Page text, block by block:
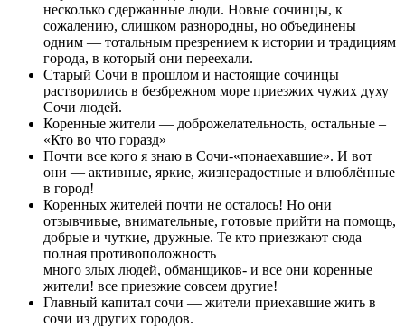
несколько сдержанные люди. Новые сочинцы, к
сожалению, слишком разнородны, но объединены
одним — тотальным презрением к истории и традициям
города, в который они переехали.
Старый Сочи в прошлом и настоящие сочинцы
растворились в безбрежном море приезжих чужих духу
Сочи людей.
Коренные жители — доброжелательность, остальные –
«Кто во что горазд»
Почти все кого я знаю в Сочи-«понаехавшие». И вот
они — активные, яркие, жизнерадостные и влюблённые
в город!
Коренных жителей почти не осталось! Но они
отзывчивые, внимательные, готовые прийти на помощь,
добрые и чуткие, дружные. Те кто приезжают сюда
полная противоположность
много злых людей, обманщиков- и все они коренные
жители! все приезжие совсем другие!
Главный капитал сочи — жители приехавшие жить в
сочи из других городов.